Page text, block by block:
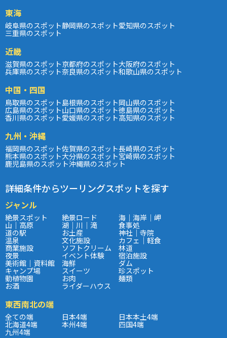
東海
岐阜県のスポット静岡県のスポット愛知県のスポット
三重県のスポット
近畿
滋賀県のスポット京都府のスポット大阪府のスポット
兵庫県のスポット奈良県のスポット和歌山県のスポット
中国・四国
鳥取県のスポット島根県のスポット岡山県のスポット
広島県のスポット山口県のスポット徳島県のスポット
香川県のスポット愛媛県のスポット高知県のスポット
九州・沖縄
福岡県のスポット佐賀県のスポット長崎県のスポット
熊本県のスポット大分県のスポット宮崎県のスポット
鹿児島県のスポット沖縄県のスポット
詳細条件からツーリングスポットを探す
ジャンル
絶景スポット 絶景ロード 海｜海岸｜岬
山｜高原 湖｜川｜滝 食事処
道の駅 お土産 神社｜寺院
温泉 文化施設 カフェ｜軽食
商業施設 ソフトクリーム 林道
夜景 イベント体験 宿泊施設
美術館｜資料館 海鮮 ダム
キャンプ場 スイーツ 珍スポット
動植物園 お肉 麺類
お酒 ライダーハウス
東西南北の端
全ての端 日本4端 日本本土4端
北海道4端 本州4端 四国4端
九州4端